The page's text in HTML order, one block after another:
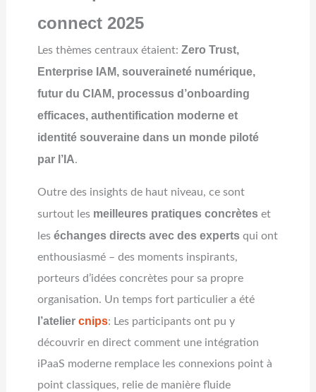
connect 2025
Les thèmes centraux étaient: Zero Trust,
Enterprise IAM, souveraineté numérique,
futur du CIAM, processus d’onboarding
efficaces, authentification moderne et
identité souveraine dans un monde piloté
par l’IA.
Outre des insights de haut niveau, ce sont
surtout les meilleures pratiques concrèteset
les échanges directs avec des expertsqui ont
enthousiasmé – des moments inspirants,
porteurs d’idées concrètes pour sa propre
organisation. Un temps fort particulier a été
l’atelier cnips: Les participants ont pu y
découvrir en direct comment une intégration
iPaaS moderne remplace les connexions point à
point classiques, relie de manière fluide